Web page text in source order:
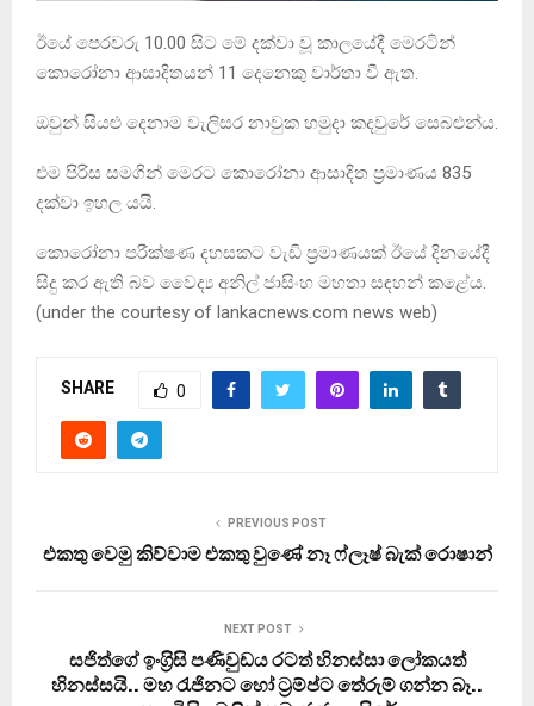
ඊයේ පෙරවරු 10.00 සිට මේ දක්වා වූ කාලයේදී මෙරටින්
කොරෝනා ආසාදිතයන් 11 දෙනෙකු වාර්තා වී ඇත.
ඔවුන් සියළු දෙනාම වැලිසර නාවුක හමුදා කදවුරේ සෙබළුන්ය.
එම පිරිස සමගින් මෙරට කොරෝනා ආසාදිත ප‍්‍රමාණය 835
දක්වා ඉහල යයි.
කොරෝනා පරීක්ෂණ දහසකට වැඩි ප්‍රමාණයක් ඊයේ දිනයේදී
සිදු කර ඇති බව වෛද්‍ය අනිල් ජාසිංහ මහතා සඳහන් කළේය.
(under the courtesy of lankacnews.com news web)
SHARE 0
PREVIOUS POST
එකතු වෙමු කිව්වාම එකතු වුණේ නෑ ෆ්ලෑෂ් බැක් රොෂාන්
NEXT POST
සජිත්ගේ ඉංග‍්‍රිසි පණිවුඩය රටත් හිනස්සා ලෝකයත්
හිනස්සයි.. මහ රැජිනට හෝ ට‍්‍රම්ප්ට තේරුම් ගන්න බෑ..